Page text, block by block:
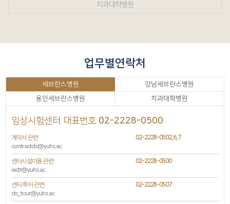
치과대학병원
업무별연락처
세브란스병원
강남세브란스병원
용인세브란스병원
치과대학병원
임상시험센터 대표번호 02-2228-0500
계약서 관련
02-2228-0502,6,7
contractctc@yuhs.ac
센터시설이용 관련
02-2228-0500
iactr@yuhs.ac
센터 투어 관련
02-2228-0507
ctc_tour@yuhs.ac